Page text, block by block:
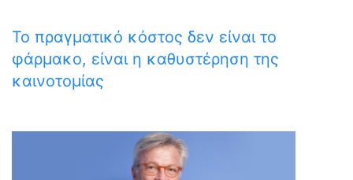
Το πραγματικό κόστος δεν είναι το
φάρμακο, είναι η καθυστέρηση της
καινοτομίας